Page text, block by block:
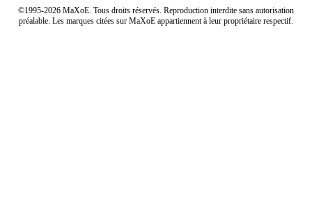
©1995-2026 MaXoE. Tous droits réservés. Reproduction interdite sans autorisation
préalable. Les marques citées sur MaXoE appartiennent à leur propriétaire respectif.